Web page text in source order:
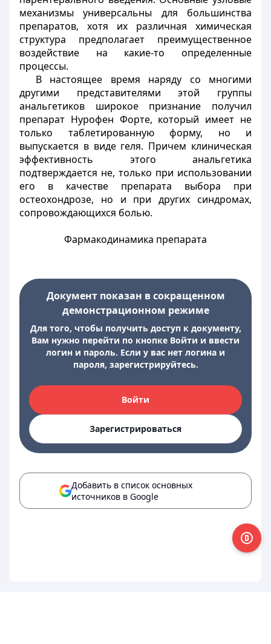
механизмы универсальны для большинства
препаратов, хотя их различная химическая
структура предполагает преимущественное
воздействие на какие-то определенные
процессы.
В настоящее время наряду со многими
другими представителями этой группы
анальгетиков широкое признание получил
препарат Нурофен Форте, который имеет не
только таблетированную форму, но и
выпускается в виде геля. Причем клиническая
эффективность этого анальгетика
подтверждается не, только при использовании
его в качестве препарата выбора при
остеохондрозе, но и при других синдромах,
сопровождающихся болью.
Фармакодинамика препарата
Документ показан в сокращенном
демонстрационном режиме
Для того, чтобы получить доступ к документу,
Вам нужно перейти по кнопке Войти и ввести
логин и пароль. Если у вас нет логина и
пароля, зарегистрируйтесь.
Войти
Зарегистрироваться
Добавить в список основных
источников в Google